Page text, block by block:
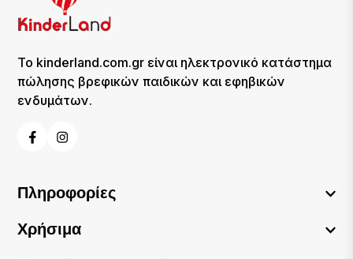
Το kinderland.com.gr είναι ηλεκτρονικό κατάστημα
πώλησης βρεφικών παιδικών και εφηβικών
ενδυμάτων.
Facebook
Πληροφορίες
Χρήσιμα